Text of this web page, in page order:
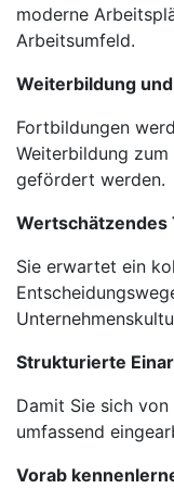
moderne
Arbeitsumfeld.
Weiterbildung
Fortbildungen
Weiterbildung
gefördert werden.
Wertschätzendes
Sie erwartet ein
Strukturierte
Damit Sie sich
umfassend
Vorab